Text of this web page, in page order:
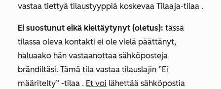
vastaa tiettyä tilaustyyppiä koskevaa Tilaaja-tilaa .
Ei suostunut eikä kieltäytynyt (oletus): tässä
tilassa oleva kontakti ei ole vielä päättänyt,
haluaako hän vastaanottaa sähköposteja
brändiltäsi. Tämä tila vastaa tilauslajin ”Ei
määritelty” -tilaa . Et voi lähettää sähköpostia